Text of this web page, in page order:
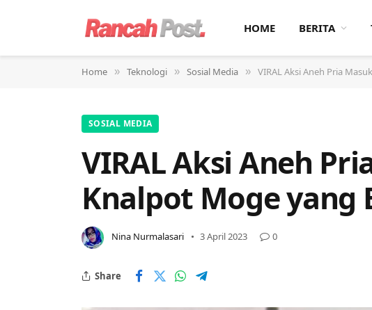
HOME BERITA
Home » Teknologi » Sosial Media » VIRAL Aksi Aneh Pria
SOSIAL MEDIA
VIRAL Aksi Aneh
Knalpot Moge yang
Nina Nurmalasari 3 April 2023 0
Share